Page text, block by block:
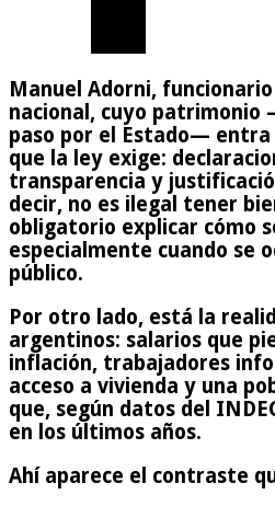
Manuel Adorni,
nacional, cuyo patrimonio
paso por el Estado—
que la ley exige:
transparencia y
decir, no es ilegal tener
obligatorio explicar cómo
especialmente cuando se
público.
Por otro lado, está la
argentinos: salarios que
inflación, trabajadores
acceso a vivienda y una
que, según datos del
en los últimos años.
Ahí aparece el contraste